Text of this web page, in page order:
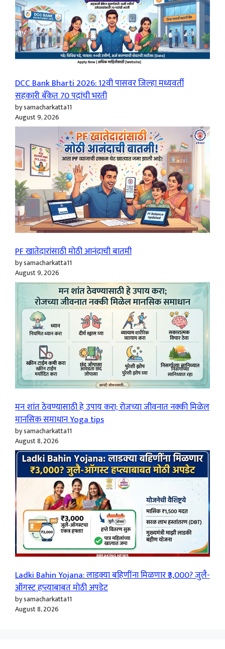
DCC Bank Bharti 2026: 12वी पासवर जिल्हा मध्यवर्ती
सहकारी बँकेत 70 पदांची भरती
by samacharkatta11
August 9, 2026
PF खातेदारांसाठी मोठी आनंदाची बातमी
by samacharkatta11
August 9, 2026
मन शांत ठेवण्यासाठी हे उपाय करा; रोजच्या जीवनात नक्की मिळेल
मानसिक समाधान Yoga tips
by samacharkatta11
August 8, 2026
Ladki Bahin Yojana: लाडक्या बहिणींना मिळणार ₹3,000? जुलै-
ऑगस्ट हप्त्याबाबत मोठी अपडेट
by samacharkatta11
August 8, 2026